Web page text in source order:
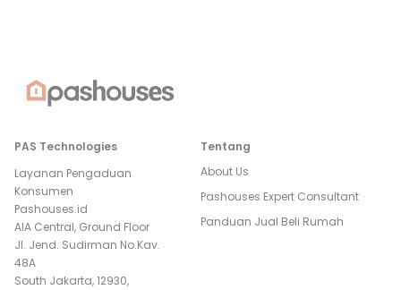
PAS Technologies
Layanan Pengaduan
Konsumen
Pashouses.id
AIA Central, Ground Floor
Jl. Jend. Sudirman No.Kav.
48A
South Jakarta, 12930,
Tentang
About Us
Pashouses Expert Consultant
Panduan Jual Beli Rumah